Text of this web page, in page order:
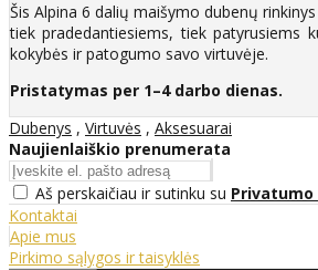
Šis Alpina 6 dalių maišymo dubenų
tiek pradedantiesiems, tiek patyrusiems
kokybės ir patogumo savo virtuvėje.
Pristatymas per 1–4 darbo dienas.
Dubenys , Virtuvės , Aksesuarai
Naujienlaiškio prenumerata
Aš perskaičiau ir sutinku su
Kontaktai
Apie mus
Pirkimo sąlygos ir taisyklės